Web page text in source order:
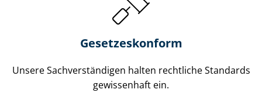
Gesetzes­konform
Unsere Sach­ver­stän­di­gen halten rechtliche Standards
gewissenhaft ein.